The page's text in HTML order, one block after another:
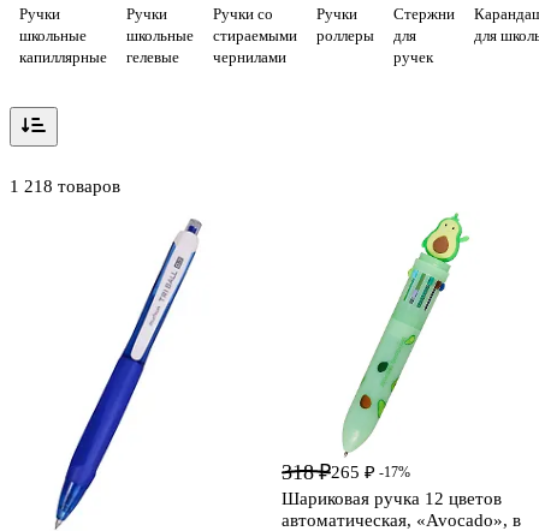
Ручки
школьные
капиллярные
Ручки
школьные
гелевые
Ручки со
стираемыми
чернилами
Ручки
роллеры
Стержни
для
ручек
для
1 218 товаров
318 ₽265 ₽ -17%
Шариковая ручка 12 цветов
автоматическая, «Avocado», в